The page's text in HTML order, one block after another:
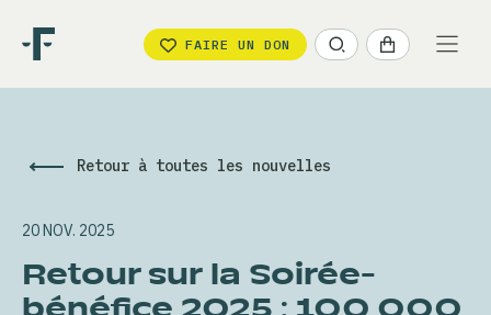
FAIRE UN DON
Retour à toutes les nouvelles
20 NOV. 2025
Retour sur la Soirée-